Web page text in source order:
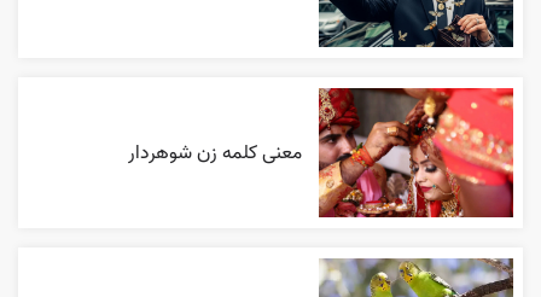
معنی کلمه زن شوهردار